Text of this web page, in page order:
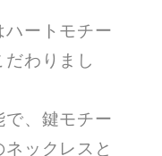
ートモチー
わりまし
、鍵モチー
ックレスと